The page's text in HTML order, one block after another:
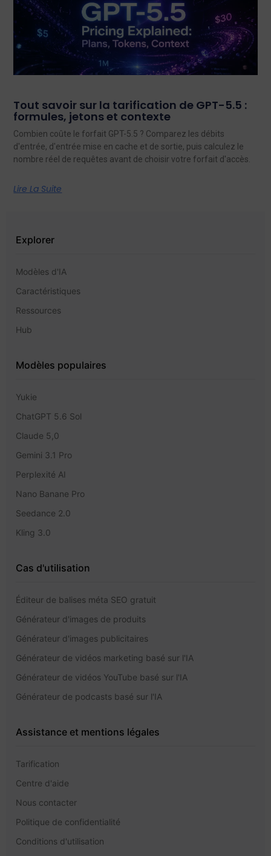
Tout savoir sur la tarification de GPT-5.5 :
formules, jetons et contexte
Combien coûte le forfait GPT-5.5 ? Comparez les débits
d'entrée, d'entrée mise en cache et de sortie, puis calculez le
nombre réel de requêtes avant de choisir votre forfait d'accès.
Lire La Suite
Explorer
Modèles d'IA
Caractéristiques
Ressources
Hub
Modèles populaires
Yukie
ChatGPT 5.6 Sol
Claude 5,0
Gemini 3.1 Pro
Perplexité AI
Nano Banane Pro
Seedance 2.0
Kling 3.0
Cas d'utilisation
Éditeur de balises méta SEO gratuit
Générateur d'images de produits
Générateur d'images publicitaires
Générateur de vidéos marketing basé sur l'IA
Générateur de vidéos YouTube basé sur l'IA
Générateur de podcasts basé sur l'IA
Assistance et mentions légales
Tarification
Centre d'aide
Nous contacter
Politique de confidentialité
Conditions d'utilisation